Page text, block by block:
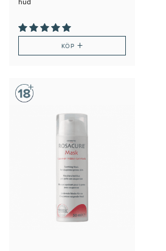
hud
KÖP +